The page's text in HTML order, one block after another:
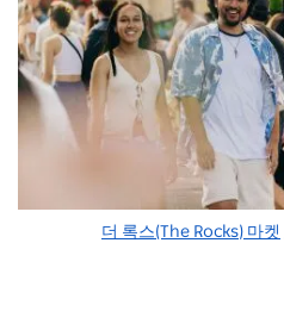
더 록스(The Rocks) 마켓